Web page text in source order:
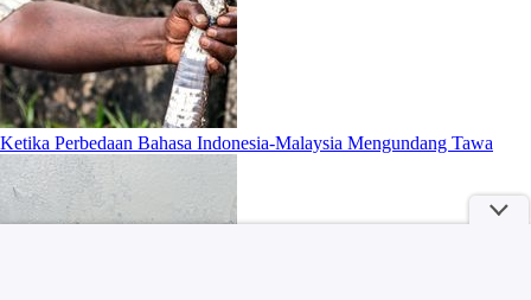
Ketika Perbedaan Bahasa Indonesia-Malaysia Mengundang Tawa